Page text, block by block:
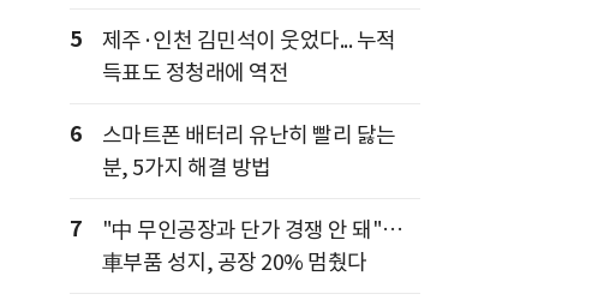
5
제주·인천 김민석이 웃었다... 누적
득표도 정청래에 역전
6
스마트폰 배터리 유난히 빨리 닳는
분, 5가지 해결 방법
7
"中 무인공장과 단가 경쟁 안 돼"…
車부품 성지, 공장 20% 멈췄다